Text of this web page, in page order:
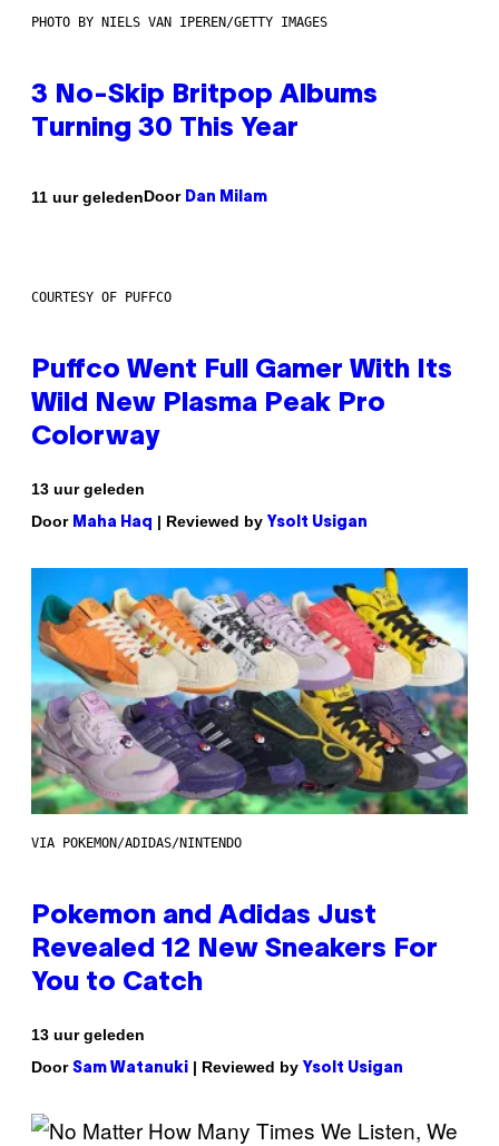
PHOTO BY NIELS VAN IPEREN/GETTY IMAGES
3 No-Skip Britpop Albums
Turning 30 This Year
11 uur geledenDoor Dan Milam
COURTESY OF PUFFCO
Puffco Went Full Gamer With Its
Wild New Plasma Peak Pro
Colorway
13 uur geleden
Door Maha Haq | Reviewed by Ysolt Usigan
VIA POKEMON/ADIDAS/NINTENDO
Pokemon and Adidas Just
Revealed 12 New Sneakers For
You to Catch
13 uur geleden
Door Sam Watanuki | Reviewed by Ysolt Usigan